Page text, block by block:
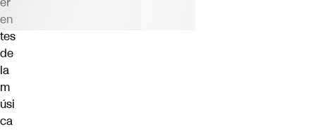
en
tes
de
la
m
úsi
ca